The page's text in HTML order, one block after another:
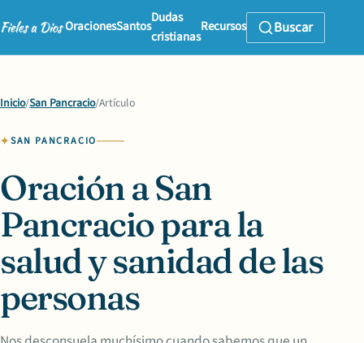
OracionesSantos
Dudas
cristianas
Recursos Buscar
Inicio/San Pancracio/Artículo
SAN PANCRACIO
Oración a San
Pancracio para la
salud y sanidad de las
personas